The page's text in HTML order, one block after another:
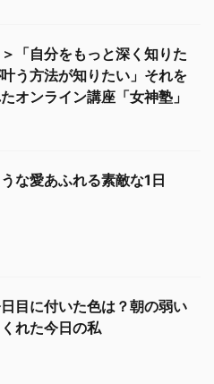
「自分をもっと深く知りた
う方法が知りたい」それを
オンライン講座「女神塾」
な愛あふれる素敵な1日
目に付いた色は？朝の弱い
れた今日の私